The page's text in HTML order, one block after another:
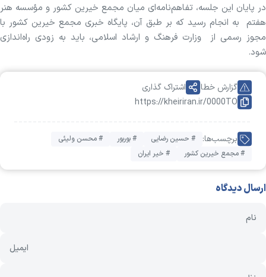
در پایان این جلسه، تفاهم‌نامه‌ای میان مجمع خیرین کشور و مؤسسه هنر
هفتم به انجام رسید که بر طبق آن، پایگاه خبری مجمع خیرین کشور با
مجوز رسمی از وزارت فرهنگ و ارشاد اسلامی، باید به زودی راه‌اندازی
شود.
https://kheiriran.ir/0000TO
گزارش خطا اشتراک گذاری
برچسب‌ها: # حسین رضایی # بوربور
# محسن ولیئی
# مجمع خیرین کشور
# خیر ایران
ارسال دیدگاه